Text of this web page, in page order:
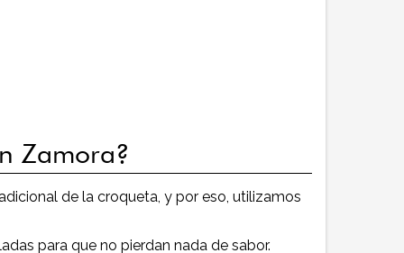
Zamora?
de la croqueta, y por eso, utilizamos
para que no pierdan nada de sabor.